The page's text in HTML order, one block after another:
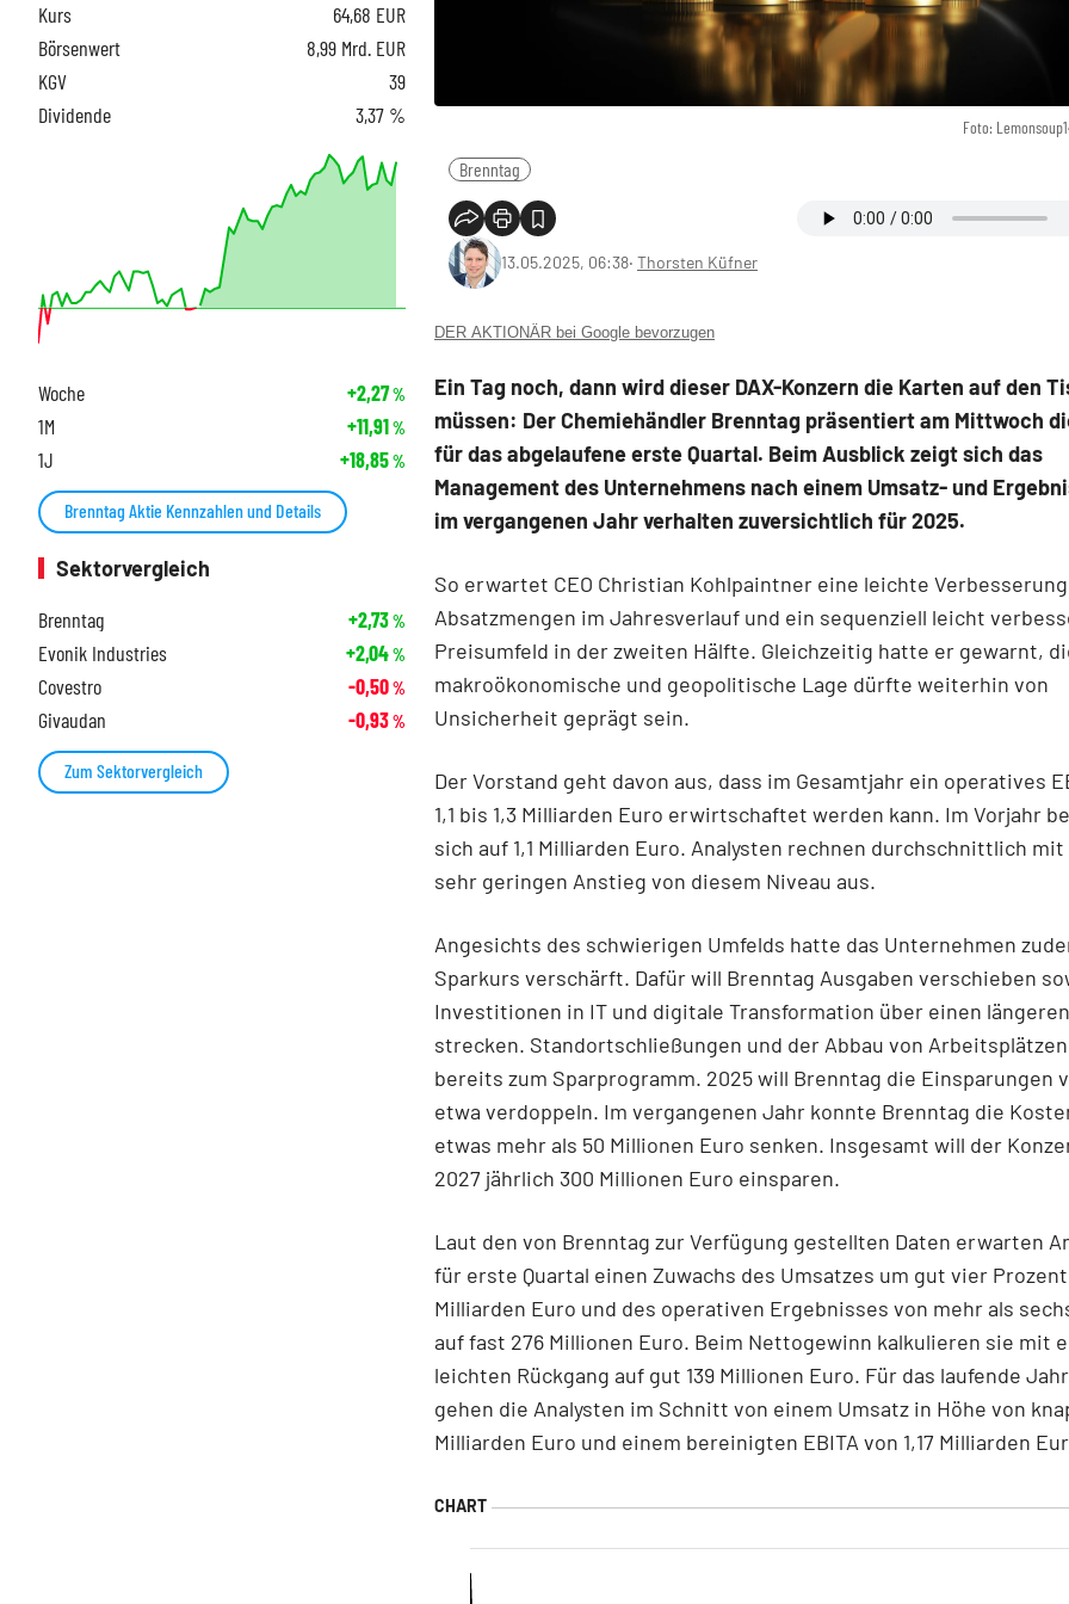
Foto:
Brenntag
13.05.2025, 06:38‧ Thorsten Küfner
DER AKTIONÄR bei Google bevorzugen
Ein Tag noch, dann wird dieser DAX-Konzern die Karten auf den
müssen: Der Chemiehändler Brenntag präsentiert am Mittwoch
für das abgelaufene erste Quartal. Beim Ausblick zeigt sich das
Management des Unternehmens nach einem Umsatz- und
im vergangenen Jahr verhalten zuversichtlich für 2025.
So erwartet CEO Christian Kohlpaintner eine leichte
Absatzmengen im Jahresverlauf und ein sequenziell leicht
Preisumfeld in der zweiten Hälfte. Gleichzeitig hatte er gewarnt,
makroökonomische und geopolitische Lage dürfte weiterhin von
Unsicherheit geprägt sein.
Der Vorstand geht davon aus, dass im Gesamtjahr ein operatives
1,1 bis 1,3 Milliarden Euro erwirtschaftet werden kann. Im Vorjahr
sich auf 1,1 Milliarden Euro. Analysten rechnen durchschnittlich
sehr geringen Anstieg von diesem Niveau aus.
Angesichts des schwierigen Umfelds hatte das Unternehmen
Sparkurs verschärft. Dafür will Brenntag Ausgaben verschieben
Investitionen in IT und digitale Transformation über einen
strecken. Standortschließungen und der Abbau von
bereits zum Sparprogramm. 2025 will Brenntag die Einsparungen
etwa verdoppeln. Im vergangenen Jahr konnte Brenntag die
etwas mehr als 50 Millionen Euro senken. Insgesamt will der
2027 jährlich 300 Millionen Euro einsparen.
Laut den von Brenntag zur Verfügung gestellten Daten erwarten
für erste Quartal einen Zuwachs des Umsatzes um gut vier Prozent
Milliarden Euro und des operativen Ergebnisses von mehr als
auf fast 276 Millionen Euro. Beim Nettogewinn kalkulieren sie mit
leichten Rückgang auf gut 139 Millionen Euro. Für das laufende
gehen die Analysten im Schnitt von einem Umsatz in Höhe von
Milliarden Euro und einem bereinigten EBITA von 1,17 Milliarden
Kurs 64,68 EUR
Börsenwert
8,99 Mrd. EUR
KGV
39
Dividende
3,37 %
Woche +2,27%
1M +11,91%
1J +18,85%
Brenntag Aktie Kennzahlen und Details
Sektorvergleich
Brenntag
+2,73%
Evonik Industries +2,04%
Covestro -0,50%
Givaudan -0,93%
Zum Sektorvergleich